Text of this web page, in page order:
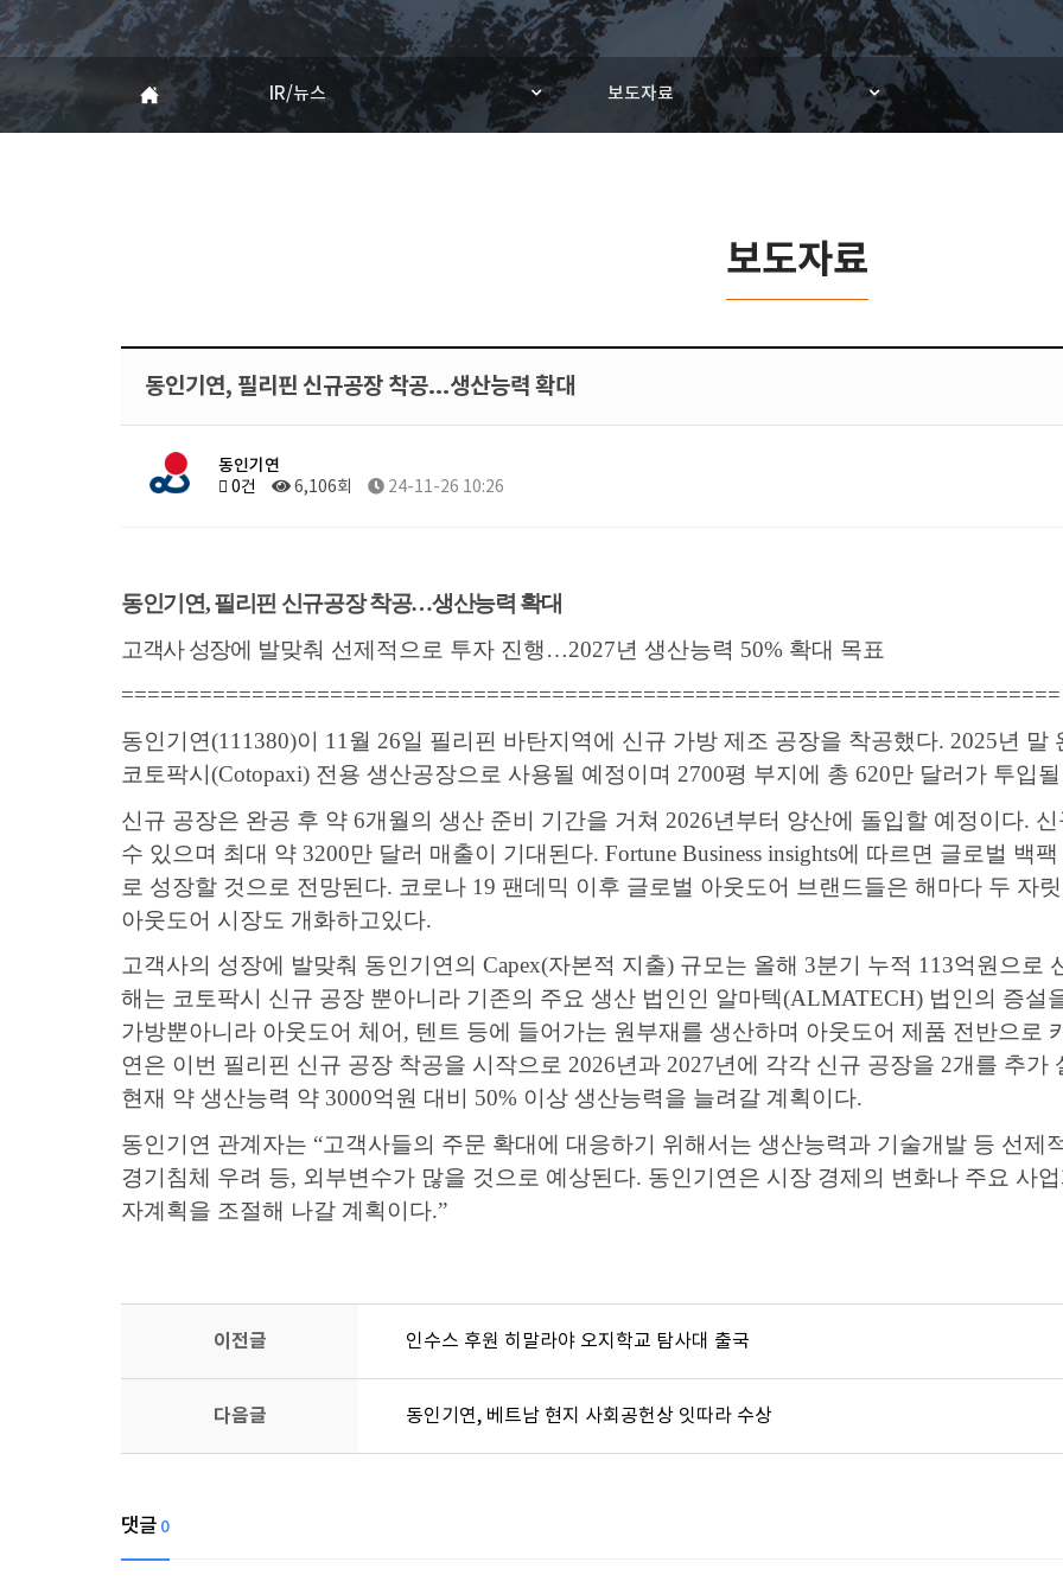
IR/뉴스 보도자료
보도자료
동인기연, 필리핀 신규공장 착공…생산능력 확대
동인기연
0건 6,106회 24-11-26 10:26
동인기연,필리핀 신규공장 착공…생산능력 확대
고객사 성장에 발맞춰 선제적으로 투자 진행…2027년 생산능력 50% 확대 목표
========================================================================
동인기연(111380)이 11 월 26일 필리핀 바탄지역에 신규 가방 제조 공장을 착공했다. 2025년 말
코토팍시 (Cotopaxi) 전용 생산공장으로 사용될 예정이며 2700평 부지에 총 620만 달러가 투입
신규 공장은 완공 후 약 6개월의 생산 준비 기간을 거쳐 2026년부터 양산에 돌입할 예정이다.
수 있으며 최대 약 3200만 달러 매출이 기대된다. Fortune Business insights에 따르면 글로벌 백
로 성장할 것으로 전망된다. 코로나 19 팬데믹 이후 글로벌 아웃도어 브랜드들은 해마다 두 자
아웃도어 시장도 개화하고있다.
고객사의 성장에 발맞춰 동인기연의 Capex(자본적 지출) 규모는 올해 3분기 누적 113억원으로
해는 코토팍시 신규 공장 뿐아니라 기존의 주요 생산 법인인 알마텍(ALMATECH) 법인의 증설
가방뿐아니라 아웃도어 체어 , 텐트 등에 들어가는 원부재를 생산하며 아웃도어 제품 전반으로
연은 이번 필리핀 신규 공장 착공을 시작으로 2026년과 2027년에 각각 신규 공장을 2개를 추가
현재 약 생산능력 약 3000억원 대비 50% 이상 생산능력을 늘려갈 계획이다.
동인기연 관계자는 “고객사들의 주문 확대에 대응하기 위해서는 생산능력과 기술개발 등 선제
경기침체 우려 등, 외부변수가 많을 것으로 예상된다. 동인기연은 시장 경제의 변화나 주요 사
자계획을 조절해 나갈 계획이다.”
이전글 인수스 후원 히말라야 오지학교 탐사대 출국
다음글 동인기연, 베트남 현지 사회공헌상 잇따라 수상
댓글 0